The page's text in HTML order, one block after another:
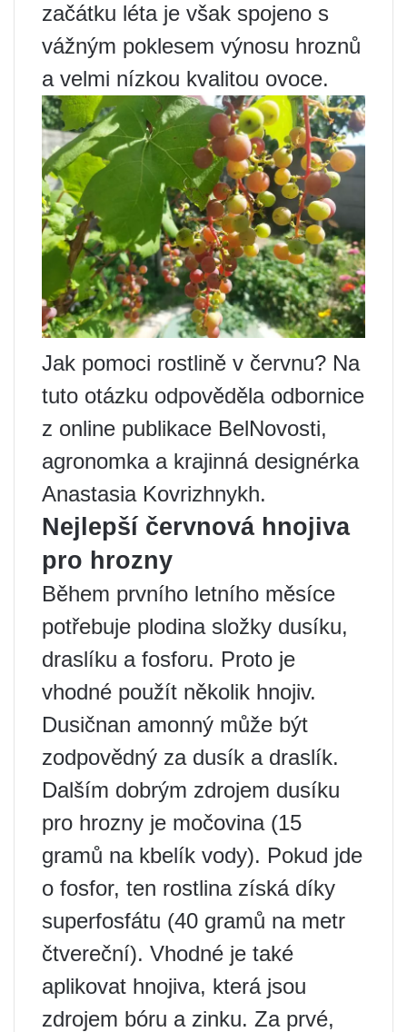
začátku léta je však spojeno s
vážným poklesem výnosu hroznů
a velmi nízkou kvalitou ovoce.
Jak pomoci rostlině v červnu? Na
tuto otázku odpověděla odbornice
z online publikace BelNovosti,
agronomka a krajinná designérka
Anastasia Kovrizhnykh.
Nejlepší červnová hnojiva
pro hrozny
Během prvního letního měsíce
potřebuje plodina složky dusíku,
draslíku a fosforu. Proto je
vhodné použít několik hnojiv.
Dusičnan amonný může být
zodpovědný za dusík a draslík.
Dalším dobrým zdrojem dusíku
pro hrozny je močovina (15
gramů na kbelík vody). Pokud jde
o fosfor, ten rostlina získá díky
superfosfátu (40 gramů na metr
čtvereční). Vhodné je také
aplikovat hnojiva, která jsou
zdrojem bóru a zinku. Za prvé,